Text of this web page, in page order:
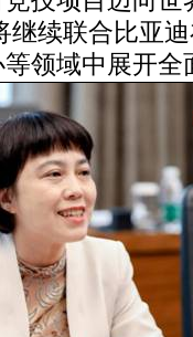
继续联合比亚
领域中展开全